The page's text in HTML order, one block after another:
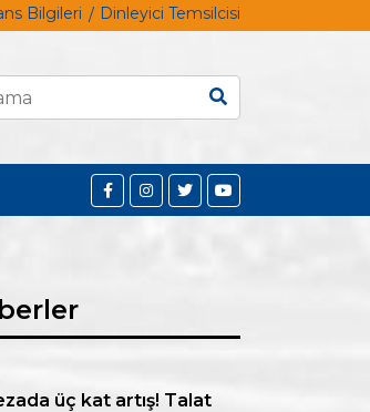
Bilgileri Dinleyici Temsilcisi
üç kat artış! Talat